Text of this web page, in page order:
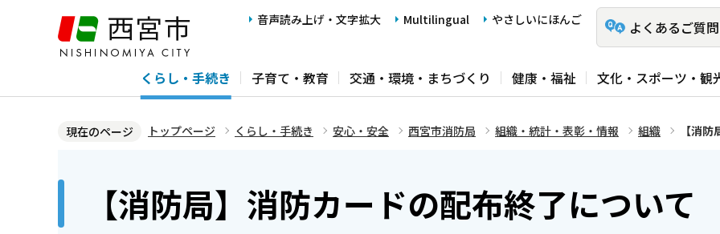
ジ
音声読み上げ・文字拡大 Multilingual やさしいにほんご よくあるご質問
くらし・手続き 子育て・教育 交通・環境・まちづくり 健康・福祉 文化・スポーツ・観
現在のページ トップページ くらし・手続き 安心・安全 西宮市消防局 組織・統計・表彰・情報 組織 【消
【消防局】消防カードの配布終了について